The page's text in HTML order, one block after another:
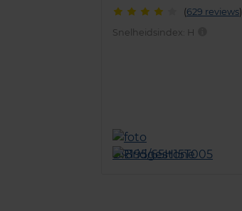
(629 reviews)
Snelheidsindex: H